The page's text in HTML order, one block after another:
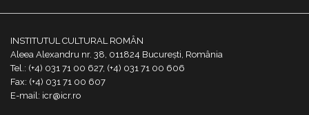
INSTITUTUL CULTURAL ROMÂN
Aleea Alexandru nr. 38, 011824 București, România
Tel.: (+4) 031 71 00 627, (+4) 031 71 00 606
Fax: (+4) 031 71 00 607
E-mail: icr@icr.ro